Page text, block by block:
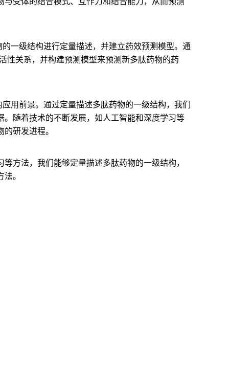
一级结构进行定量描述，并建立药效预测模型。通
性关系，并构建预测模型来预测新多肽药物的药
用前景。通过定量描述多肽药物的一级结构，我们
随着技术的不断发展，如人工智能和深度学习等
研发进程。
方法，我们能够定量描述多肽药物的一级结构，
法。